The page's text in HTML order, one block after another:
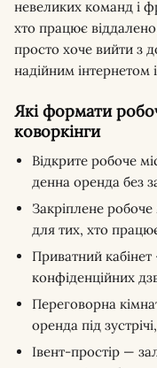
невеликих команд і
хто працює
просто хоче вийти з
надійним інтернетом
Які формати
коворкінги
Відкрите робоче
денна оренда без
Закріплене робоче
для тих, хто
Приватний
конфіденційних
Переговорна
оренда під
Івент-простір —